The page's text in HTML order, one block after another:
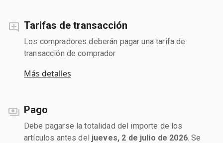
Tarifas de transacción
Los compradores deberán pagar una tarifa de
transacción de comprador
Más detalles
Pago
Debe pagarse la totalidad del importe de los
artículos antes del jueves, 2 de julio de 2026. Se